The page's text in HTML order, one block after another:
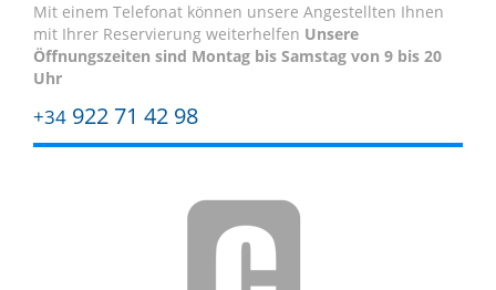
Mit einem Telefonat können unsere Angestellten Ihnen
mit Ihrer Reservierung weiterhelfen Unsere
Öffnungszeiten sind Montag bis Samstag von 9 bis 20
Uhr
+34 922 71 42 98